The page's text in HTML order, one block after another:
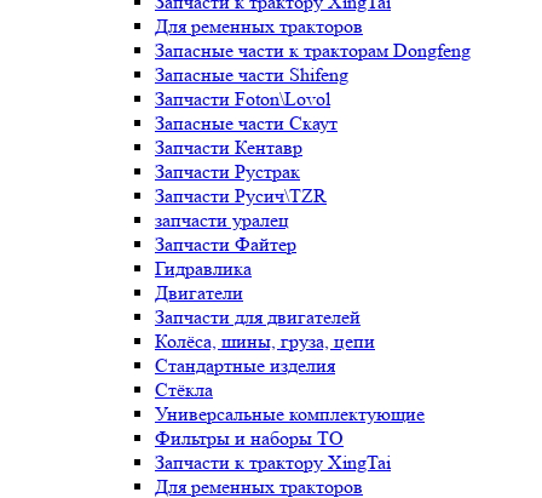
Для ременных тракторов
Запасные части к тракторам Dongfeng
Запасные части Shifeng
Запчасти Foton\Lovol
Запасные части Скаут
Запчасти Кентавр
Запчасти Рустрак
Запчасти Русич\TZR
запчасти уралец
Запчасти Файтер
Гидравлика
Двигатели
Запчасти для двигателей
Колёса, шины, груза, цепи
Стандартные изделия
Стёкла
Универсальные комплектующие
Фильтры и наборы ТО
Запчасти к трактору XingTai
Для ременных тракторов